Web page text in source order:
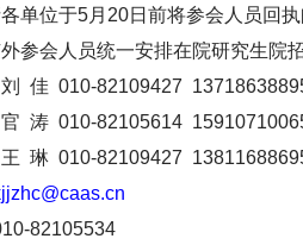
位于5月20日前将参会人员回执
会人员统一安排在院研究生院招
佳 010-82109427
82105614
82109427
82105534